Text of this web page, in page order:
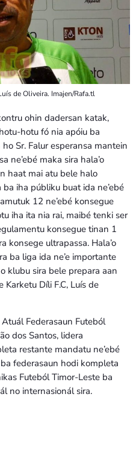
de Oliveira. Imajen/Rafa.tl
ohin dadersan katak,
hotu fó nia apóiu ba
Sr. Falur esperansa mantein
ne’ebé maka sira hala’o
haat mai atu bele halo
iha públiku buat ida ne’ebé
12 ne’ebé konsegue
iha ita nia rai, maibé tenki ser
konsegue tinan 1
konsege ultrapassa. Hala’o
ba liga ida ne’e importante
klubu sira bele prepara aan
Karketu Díli F.C, Luís de
Federasaun Futeból
dos Santos, lidera
restante mandatu ne’ebé
federasaun hodi kompleta
Futeból Timor-Leste ba
no internasionál sira.